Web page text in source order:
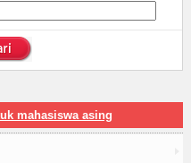
mahasiswa asing